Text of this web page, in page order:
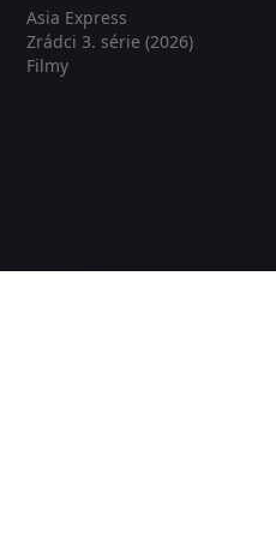
Asia Express
Zrádci 3. série (2026)
Filmy